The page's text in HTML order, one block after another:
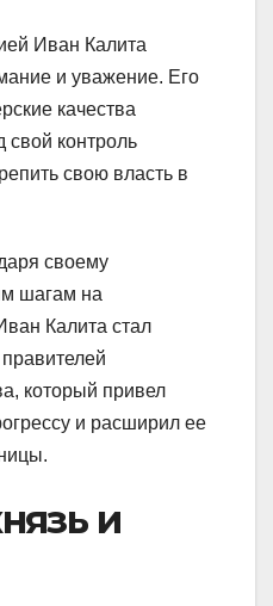
Иван Калита
и уважение. Его
качества
свой контроль
свою власть в
своему
шагам на
Калита стал
который привел
и расширил ее
и